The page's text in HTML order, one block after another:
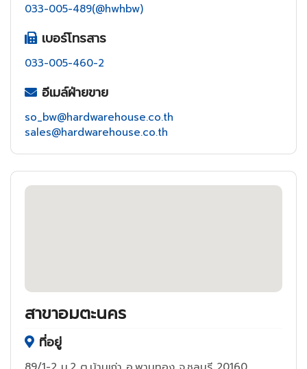
033-005-489(@hwhbw)
เบอร์โทรสาร
033-005-460-2
อีเมล์ฝ่ายขาย
so_bw@hardwarehouse.co.th
sales@hardwarehouse.co.th
สาขาอมตะนคร
ที่อยู่